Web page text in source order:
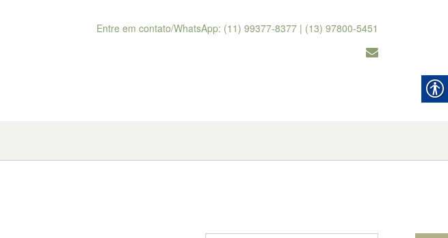
Entre em contato/WhatsApp: (11) 99377-8377 | (13) 97800-5451